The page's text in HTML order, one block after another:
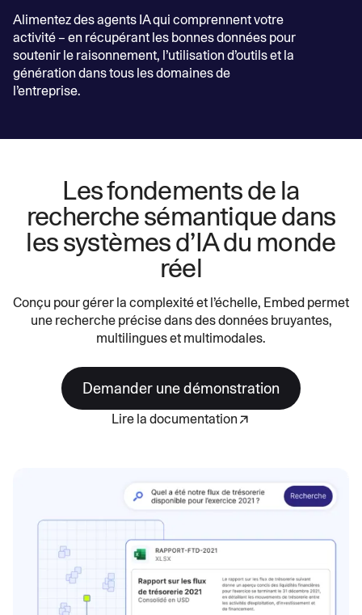
Alimentez des agents IA qui comprennent votre
activité – en récupérant les bonnes données pour
soutenir le raisonnement, l’utilisation d’outils et la
génération dans tous les domaines de
l’entreprise.
Les fondements de la
recherche sémantique dans
les systèmes d’IA du monde
réel
Conçu pour gérer la complexité et l’échelle, Embed permet
une recherche précise dans des données bruyantes,
multilingues et multimodales.
Demander une démonstration
Lire la documentation